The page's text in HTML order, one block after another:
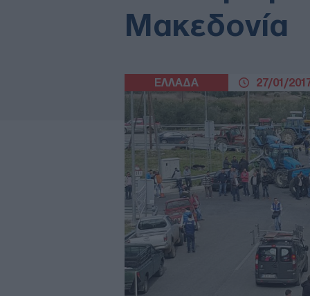
Μακεδονία
ΕΛΛΑΔΑ 27/01/